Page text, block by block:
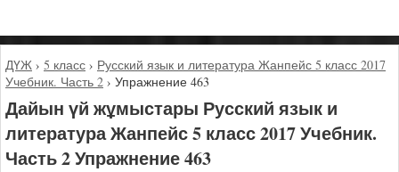
ДҮЖ › 5 класс › Русский язык и литература Жанпейс 5 класс 2017
Учебник. Часть 2 › Упражнение 463
Дайын үй жұмыстары Русский язык и
литература Жанпейс 5 класс 2017 Учебник.
Часть 2 Упражнение 463